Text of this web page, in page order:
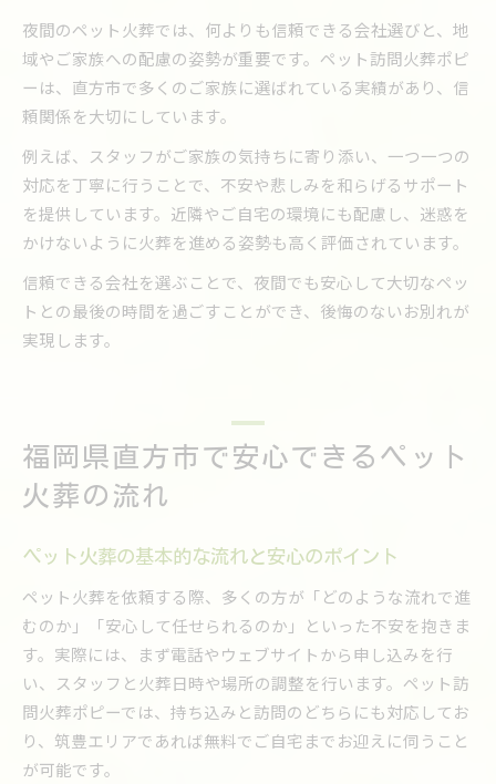
夜間のペット火葬では、何よりも信頼できる会社選びと、地
域やご家族への配慮の姿勢が重要です。ペット訪問火葬ポピ
ーは、直方市で多くのご家族に選ばれている実績があり、信
頼関係を大切にしています。
例えば、スタッフがご家族の気持ちに寄り添い、一つ一つの
対応を丁寧に行うことで、不安や悲しみを和らげるサポート
を提供しています。近隣やご自宅の環境にも配慮し、迷惑を
かけないように火葬を進める姿勢も高く評価されています。
信頼できる会社を選ぶことで、夜間でも安心して大切なペッ
トとの最後の時間を過ごすことができ、後悔のないお別れが
実現します。
福岡県直方市で安心できるペット
火葬の流れ
ペット火葬の基本的な流れと安心のポイント
ペット火葬を依頼する際、多くの方が「どのような流れで進
むのか」「安心して任せられるのか」といった不安を抱きま
す。実際には、まず電話やウェブサイトから申し込みを行
い、スタッフと火葬日時や場所の調整を行います。ペット訪
問火葬ポピーでは、持ち込みと訪問のどちらにも対応してお
り、筑豊エリアであれば無料でご自宅までお迎えに伺うこと
が可能です。